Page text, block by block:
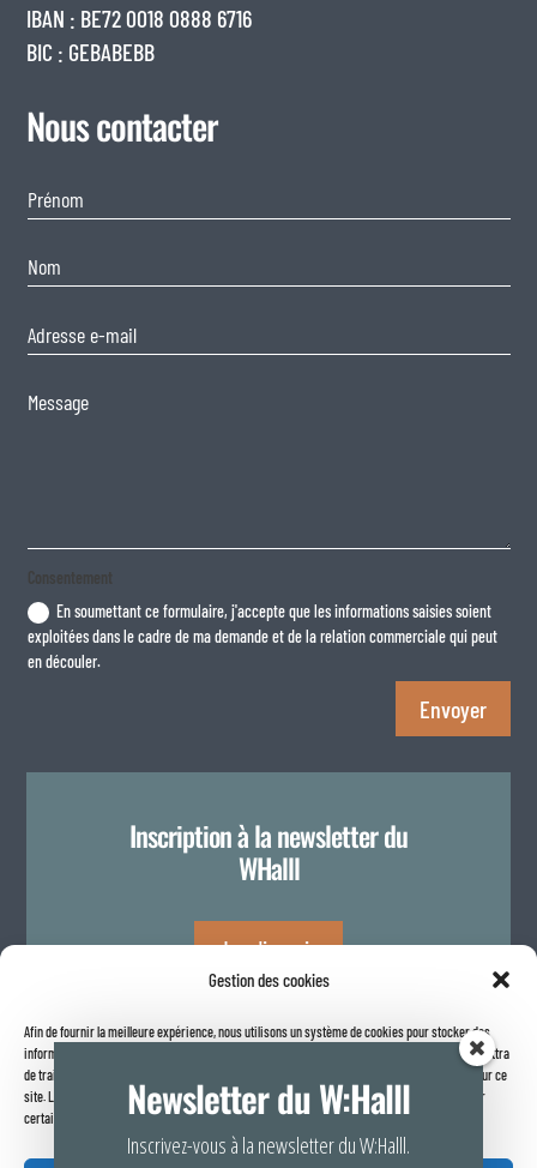
Gestion des cookies
Afin de fournir la meilleure expérience, nous utilisons un système de cookies pour stocker des
informations sur votre navigateur internet. Le fait de consentir à ces technologies nous permettra
de traiter des données telles que le comportement de navigation ou les identifiants uniques sur ce
site. Le fait de ne pas consentir ou de retirer son consentement peut avoir un effet négatif sur
certaines caractéristiques et fonctions.
IBAN : BE72 0018 0888 6716
BIC : GEBABEBB
Nous contacter
Consentement
En soumettant ce formulaire, j'accepte que les informations saisies soient
exploitées dans le cadre de ma demande et de la relation commerciale qui peut
en découler.
Envoyer
Inscription à la newsletter du
WHalll
Je m'inscris
Newsletter du W:Halll
Inscrivez-vous à la newsletter du W:Halll.